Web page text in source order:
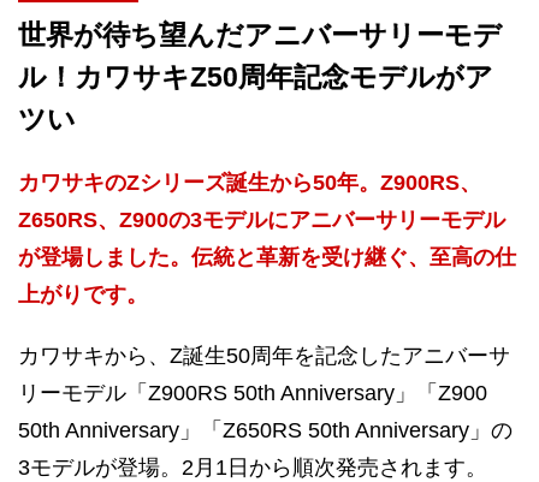
世界が待ち望んだアニバーサリーモデ
ル！カワサキZ50周年記念モデルがア
ツい
カワサキのZシリーズ誕生から50年。Z900RS、
Z650RS、Z900の3モデルにアニバーサリーモデル
が登場しました。伝統と革新を受け継ぐ、至高の仕
上がりです。
カワサキから、Z誕生50周年を記念したアニバーサ
リーモデル「Z900RS 50th Anniversary」「Z900
50th Anniversary」「Z650RS 50th Anniversary」の
3モデルが登場。2月1日から順次発売されます。